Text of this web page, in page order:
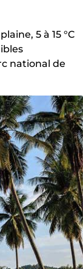
5 à 15 °C
national de